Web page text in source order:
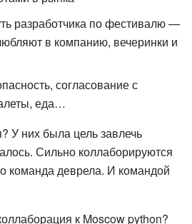
разработчика по фестивалю —
в компанию, вечеринки и
согласование с
еда…
У них была цель завлечь
Сильно коллаборируются
команда деврела. И командой
к Moscow python?